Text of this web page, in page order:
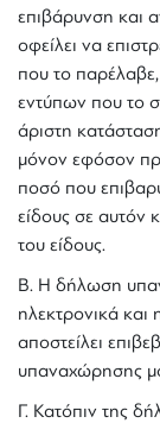
επιβάρυνση και
οφείλει να
που το
εντύπων που το
άριστη
μόνον εφόσον
ποσό που
είδους σε αυτόν
του είδους.
Β. Η δήλωση
ηλεκτρονικά
αποστείλει
υπαναχώρησης
Γ. Κατόπιν της